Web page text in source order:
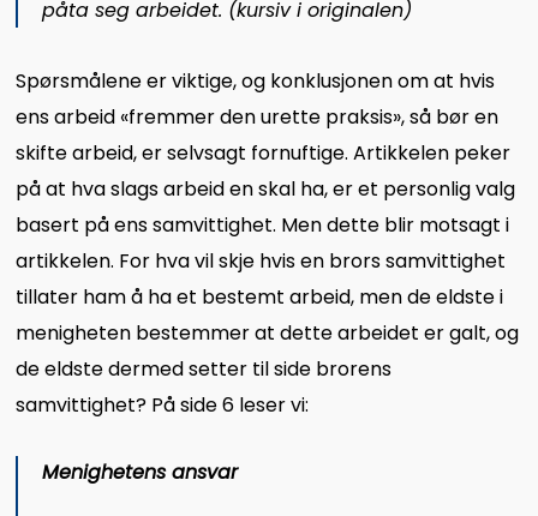
påta seg arbeidet. (kursiv i originalen)
Spørsmålene er viktige, og konklusjonen om at hvis
ens arbeid «fremmer den urette praksis», så bør en
skifte arbeid, er selvsagt fornuftige. Artikkelen peker
på at hva slags arbeid en skal ha, er et personlig valg
basert på ens samvittighet. Men dette blir motsagt i
artikkelen. For hva vil skje hvis en brors samvittighet
tillater ham å ha et bestemt arbeid, men de eldste i
menigheten bestemmer at dette arbeidet er galt, og
de eldste dermed setter til side brorens
samvittighet? På side 6 leser vi:
Menighetens ansvar